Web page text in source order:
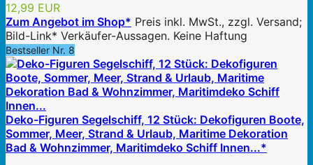
12,99 EUR
Zum Angebot im Shop* Preis inkl. MwSt., zzgl. Versand;
Bild-Link* Verkäufer-Aussagen. Keine Haftung
Bestseller Nr. 8
Deko-Figuren Segelschiff, 12 Stück: Dekofiguren Boote,
Sommer, Meer, Strand & Urlaub, Maritime Dekoration
Bad & Wohnzimmer, Maritimdeko Schiff Innen...*